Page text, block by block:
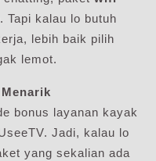
Tapi kalau lo butuh
lebih baik pilih
lemot.
bonus layanan kayak
Jadi, kalau lo
yang sekalian ada